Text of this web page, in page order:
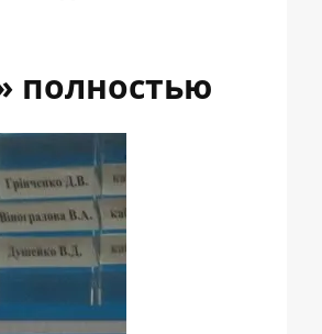
полностью